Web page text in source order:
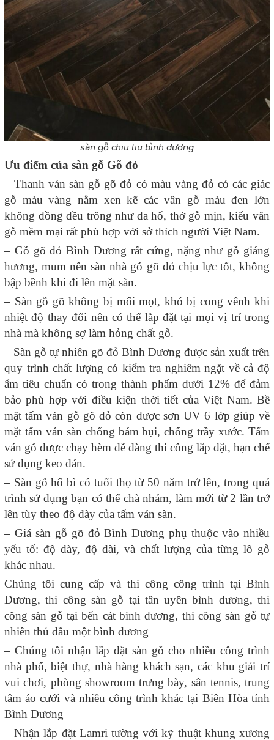
sàn gỗ chiu liu bình dương
Ưu điểm của sàn gỗ Gõ đỏ
– Thanh ván sàn gỗ gõ đỏ có màu vàng đỏ có các giác
gỗ màu vàng nằm xen kẽ các vân gỗ màu đen lớn
không đồng đều trông như da hổ, thớ gỗ mịn, kiểu vân
gỗ mềm mại rất phù hợp với sở thích người Việt Nam.
– Gỗ gõ đỏ Bình Dương rất cứng, nặng như gỗ giáng
hương, mum nên sàn nhà gỗ gõ đỏ chịu lực tốt, không
bập bềnh khi đi lên mặt sàn.
– Sàn gỗ gõ không bị mối mọt, khó bị cong vênh khi
nhiệt độ thay đổi nên có thể lắp đặt tại mọi vị trí trong
nhà mà không sợ làm hỏng chất gỗ.
– Sàn gỗ tự nhiên gõ đỏ Bình Dương được sản xuất trên
quy trình chất lượng có kiểm tra nghiêm ngặt về cả độ
ẩm tiêu chuẩn có trong thành phẩm dưới 12% để đảm
bảo phù hợp với điều kiện thời tiết của Việt Nam. Bề
mặt tấm ván gỗ gõ đỏ còn được sơn UV 6 lớp giúp về
mặt tấm ván sàn chống bám bụi, chống trầy xước. Tấm
ván gỗ được chạy hèm dễ dàng thi công lắp đặt, hạn chế
sử dụng keo dán.
– Sàn gỗ hổ bì có tuổi thọ từ 50 năm trở lên, trong quá
trình sử dụng bạn có thể chà nhám, làm mới từ 2 lần trở
lên tùy theo độ dày của tấm ván sàn.
– Giá sàn gỗ gõ đỏ Bình Dương phụ thuộc vào nhiều
yếu tố: độ dày, độ dài, và chất lượng của từng lô gỗ
khác nhau.
Chúng tôi cung cấp và thi công công trình tại Bình
Dương, thi công sàn gỗ tại tân uyên bình dương, thi
công sàn gỗ tại bến cát bình dương, thi công sàn gỗ tự
nhiên thủ dầu một bình dương
– Chúng tôi nhận lắp đặt sàn gỗ cho nhiều công trình
nhà phố, biệt thự, nhà hàng khách sạn, các khu giải trí
vui chơi, phòng showroom trưng bày, sân tennis, trung
tâm áo cưới và nhiều công trình khác tại Biên Hòa tỉnh
Bình Dương
– Nhận lắp đặt Lamri tường với kỹ thuật khung xương